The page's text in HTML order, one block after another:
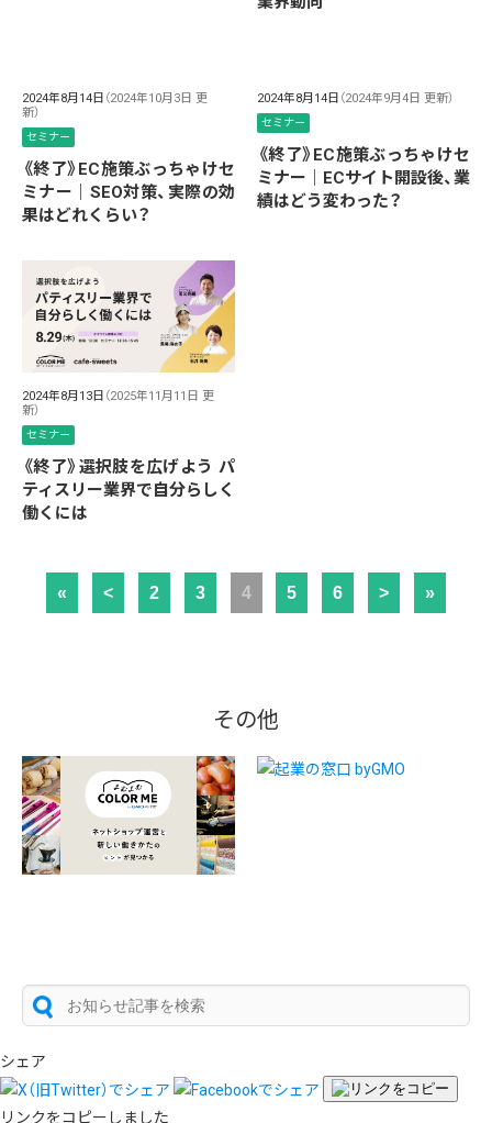
2024年8月14日 （2024年10月3日 更
新）
セミナー
《終了》EC施策ぶっちゃけセ
ミナー｜SEO対策、実際の効
果はどれくらい？
2024年8月14日 （2024年9月4日 更新）
セミナー
《終了》EC施策ぶっちゃけセ
ミナー｜ECサイト開設後、業
績はどう変わった？
2024年8月13日 （2025年11月11日 更
新）
セミナー
《終了》選択肢を広げよう パ
ティスリー業界で自分らしく
働くには
« < 2 3 4 5 6 > »
その他
シェア
リンクをコピーしました